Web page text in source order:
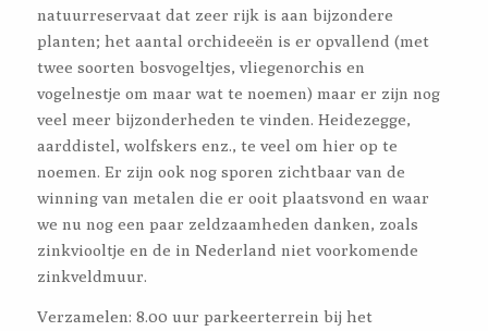
natuurreservaat dat zeer rijk is aan bijzondere
planten; het aantal orchideeën is er opvallend (met
twee soorten bosvogeltjes, vliegenorchis en
vogelnestje om maar wat te noemen) maar er zijn nog
veel meer bijzonderheden te vinden. Heidezegge,
aarddistel, wolfskers enz., te veel om hier op te
noemen. Er zijn ook nog sporen zichtbaar van de
winning van metalen die er ooit plaatsvond en waar
we nu nog een paar zeldzaamheden danken, zoals
zinkviooltje en de in Nederland niet voorkomende
zinkveldmuur.
Verzamelen: 8.00 uur parkeerterrein bij het